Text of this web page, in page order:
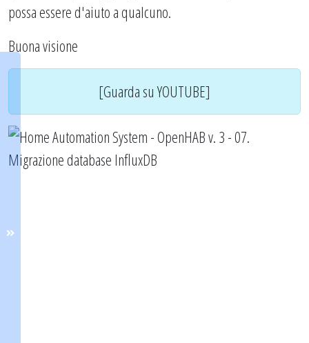
possa essere d'aiuto a qualcuno.
Buona visione
[Guarda su YOUTUBE]